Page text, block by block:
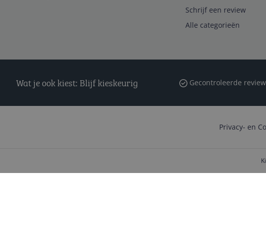
Schrijf een review
Alle categorieën
Wat je ook kiest: Blijf kieskeurig Gecontroleerde
Privacy- en